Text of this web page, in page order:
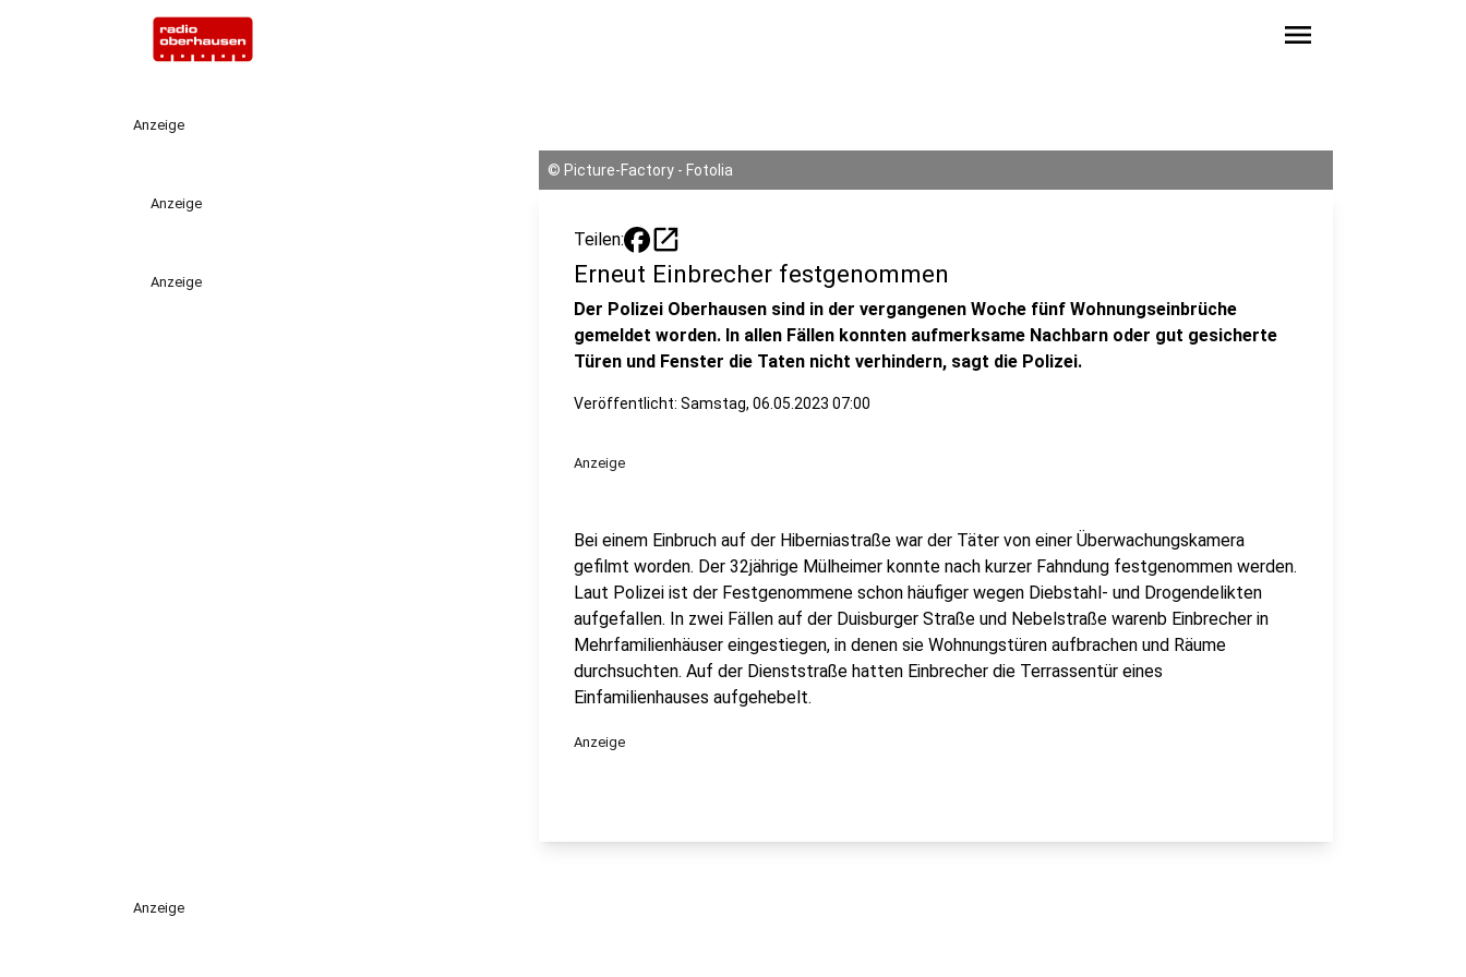
menu
Anzeige
Anzeige
Anzeige
© Picture-Factory - Fotolia
Teilen: open_in_new
Erneut Einbrecher festgenommen
Der Polizei Oberhausen sind in der vergangenen Woche fünf Wohnungseinbrüche
gemeldet worden. In allen Fällen konnten aufmerksame Nachbarn oder gut gesicherte
Türen und Fenster die Taten nicht verhindern, sagt die Polizei.
Veröffentlicht: Samstag, 06.05.2023 07:00
Anzeige
Bei einem Einbruch auf der Hiberniastraße war der Täter von einer Überwachungskamera
gefilmt worden. Der 32jährige Mülheimer konnte nach kurzer Fahndung festgenommen werden.
Laut Polizei ist der Festgenommene schon häufiger wegen Diebstahl- und Drogendelikten
aufgefallen. In zwei Fällen auf der Duisburger Straße und Nebelstraße warenb Einbrecher in
Mehrfamilienhäuser eingestiegen, in denen sie Wohnungstüren aufbrachen und Räume
durchsuchten. Auf der Dienststraße hatten Einbrecher die Terrassentür eines
Einfamilienhauses aufgehebelt.
Anzeige
Anzeige